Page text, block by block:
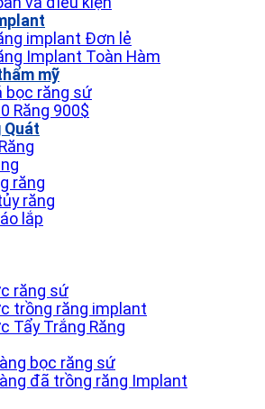
implant Đơn lẻ
Implant Toàn Hàm
mỹ
bọc răng sứ
Răng 900$
Quát
răng
răng
lắp
răng sứ
trồng răng implant
Tẩy Trắng Răng
bọc răng sứ
đã trồng răng Implant